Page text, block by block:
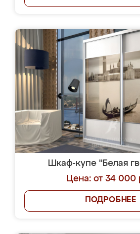
Шкаф-купе "Белая
Цена: от 34 000
ПОДРОБНЕЕ